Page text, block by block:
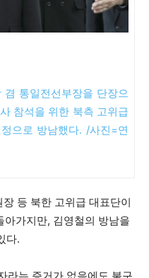
통일전선부장을 단장으
참석을 위한 북측 고위급
으로 방남했다. /사진=연
등 북한 고위급 대표단이
가지만, 김영철의 방남을
다.